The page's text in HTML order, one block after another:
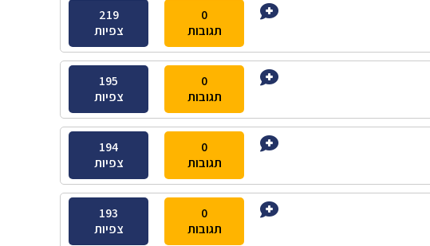
0
תגובות
219
צפיות
0
תגובות
195
צפיות
0
תגובות
194
צפיות
0
תגובות
193
צפיות